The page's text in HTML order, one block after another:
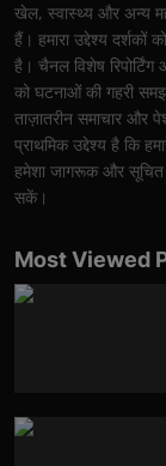
खेल, स्वास्थ्य और अन्य
हैं। हमारा उद्देश्य
है। चैनल विशेष
को घटनाओं की गहरी
ताज़ातरीन समाचार और
प्राथमिक उद्देश्य है कि
हमेशा जागरूक और सूचित
सकें।
Most Viewed